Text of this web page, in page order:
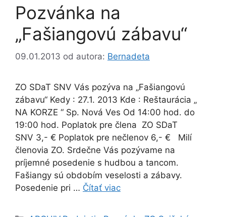
Pozvánka na
„Fašiangovú zábavu“
09.01.2013 od autora: Bernadeta
ZO SDaT SNV Vás pozýva na „Fašiangovú
zábavu“ Kedy : 27.1. 2013 Kde : Reštaurácia „
NA KORZE “ Sp. Nová Ves Od 14:00 hod. do
19:00 hod. Poplatok pre člena ZO SDaT
SNV 3,- € Poplatok pre nečlenov 6,- € Milí
členovia ZO. Srdečne Vás pozývame na
príjemné posedenie s hudbou a tancom.
Fašiangy sú obdobím veselosti a zábavy.
Posedenie pri … Čítať viac